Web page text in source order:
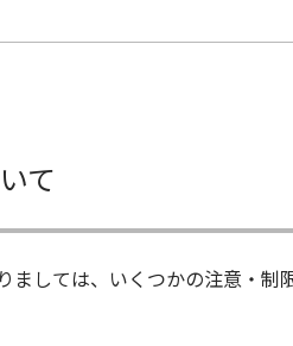
て
しては、いくつかの注意・